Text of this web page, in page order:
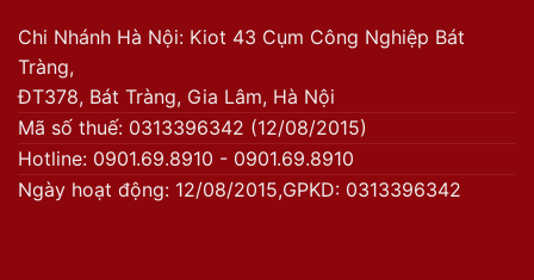
Chi Nhánh Hà Nội: Kiot 43 Cụm Công Nghiệp Bát
Tràng,
ĐT378, Bát Tràng, Gia Lâm, Hà Nội
Mã số thuế: 0313396342 (12/08/2015)
Hotline: 0901.69.8910 - 0901.69.8910
Ngày hoạt động: 12/08/2015,GPKD: 0313396342